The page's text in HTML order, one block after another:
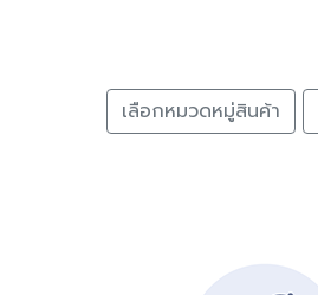
เลือกหมวดหมู่สินค้า